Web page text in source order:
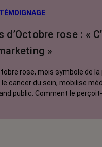
TÉMOIGNAGE
d’Octobre rose : «
»
rose, mois symbole de
cancer du sein, mobilise
public. Comment le